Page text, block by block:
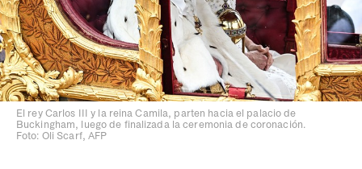
El rey Carlos III y la reina Camila, parten hacia el palacio de
Buckingham, luego de finalizada la ceremonia de coronación.
Foto: Oli Scarf, AFP